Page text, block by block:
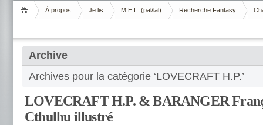
Livrement
À propos Je lis M.E.L. (pal/lal) Recherche Fantasy
Archive
Archives pour la catégorie ‘LOVECRAFT H.P.’
LOVECRAFT H.P. & BARANGER
Cthulhu illustré